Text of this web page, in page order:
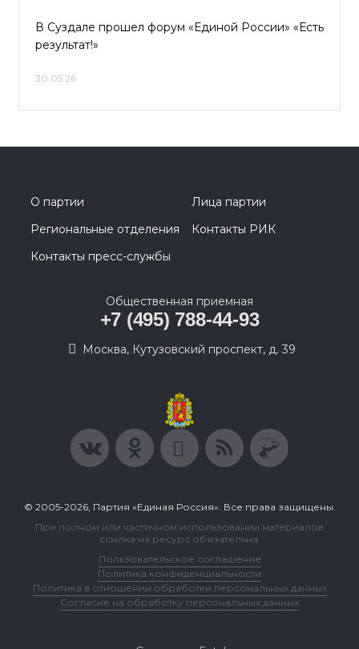
В Суздале прошел форум «Единой России» «Есть
результат!»
30.05.26
О партии
Лица партии
Региональные отделения
Контакты РИК
Контакты пресс-службы
Общественная приемная
+7 (495) 788-44-93
Москва, Кутузовский проспект, д. 39
© 2005-2026, Партия «Единая Россия». Все права защищены.
При полном или частичном использовании материалов
ссылка на ресурс обязательна.
Пользовательское соглашение
Политика конфиденциальности
Политика в отношении обработки персональных данных
Согласие на обработку персональных данных